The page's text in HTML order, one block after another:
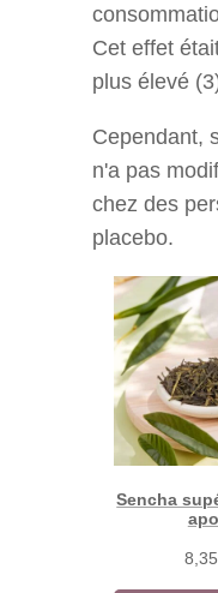
Cet effet
plus élevé
Cependant,
n'a pas
chez des
placebo.
Sencha